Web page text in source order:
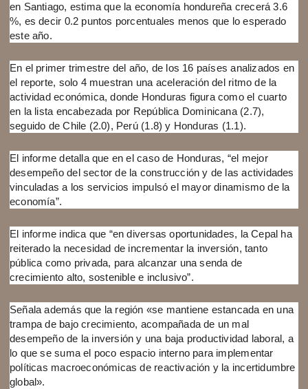
en Santiago, estima que la economía hondureña crecerá 3.6
%, es decir 0.2 puntos porcentuales menos que lo esperado
este año.
En el primer trimestre del año, de los 16 países analizados en
el reporte, solo 4 muestran una aceleración del ritmo de la
actividad económica, donde Honduras figura como el cuarto
en la lista encabezada por República Dominicana (2.7),
seguido de Chile (2.0), Perú (1.8) y Honduras (1.1).
El informe detalla que en el caso de Honduras, “el mejor
desempeño del sector de la construcción y de las actividades
vinculadas a los servicios impulsó el mayor dinamismo de la
economía”.
El informe indica que “en diversas oportunidades, la Cepal ha
reiterado la necesidad de incrementar la inversión, tanto
pública como privada, para alcanzar una senda de
crecimiento alto, sostenible e inclusivo”.
Señala además que la región «se mantiene estancada en una
trampa de bajo crecimiento, acompañada de un mal
desempeño de la inversión y una baja productividad laboral, a
lo que se suma el poco espacio interno para implementar
políticas macroeconómicas de reactivación y la incertidumbre
global».